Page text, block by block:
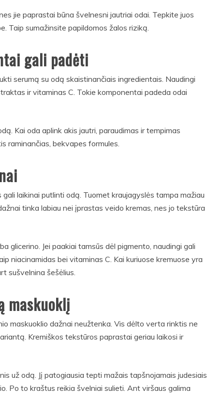
jie paprastai būna švelnesni jautriai odai. Tepkite juos
Taip sumažinsite papildomos žalos riziką.
gali padėti
serumą su odą skaistinančiais ingredientais. Naudingi
ir vitaminas C. Tokie komponentai padeda odai
Kai oda aplink akis jautri, paraudimas ir tempimas
raminančias, bekvapes formules.
laikinai putlinti odą. Tuomet kraujagyslės tampa mažiau
tinka labiau nei įprastas veido kremas, nes jo tekstūra
glicerino. Jei paakiai tamsūs dėl pigmento, naudingi gali
niacinamidas bei vitaminas C. Kai kuriuose kremuose yra
sušvelnina šešėlius.
maskuoklį
maskuoklio dažnai neužtenka. Vis dėlto verta rinktis ne
Kremiškos tekstūros paprastai geriau laikosi ir
už odą. Jį patogiausia tepti mažais tapšnojamais judesiais
Po to kraštus reikia švelniai sulieti. Ant viršaus galima